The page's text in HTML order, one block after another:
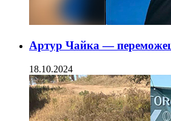
Артур Чайка —
18.10.2024